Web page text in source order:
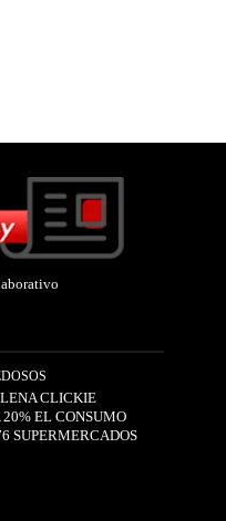
CLICKIE
EL CONSUMO
SUPERMERCADOS